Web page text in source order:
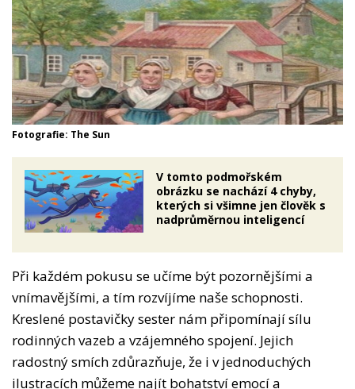
Fotografie: The Sun
V tomto podmořském
obrázku se nachází 4 chyby,
kterých si všimne jen člověk s
nadprůměrnou inteligencí
Při každém pokusu se učíme být pozornějšími a
vnímavějšími, a tím rozvíjíme naše schopnosti.
Kreslené postavičky sester nám připomínají sílu
rodinných vazeb a vzájemného spojení. Jejich
radostný smích zdůrazňuje, že i v jednoduchých
ilustracích můžeme najít bohatství emocí a